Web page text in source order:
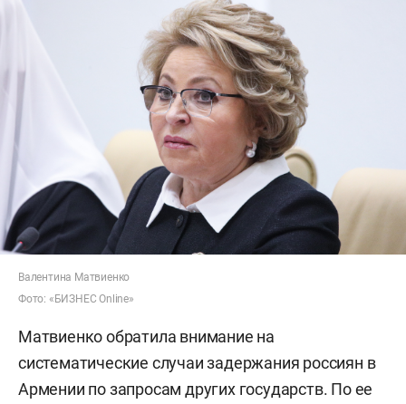
Валентина Матвиенко
Фото: «БИЗНЕС Online»
Матвиенко обратила внимание на
систематические случаи задержания россиян в
Армении по запросам других государств. По ее